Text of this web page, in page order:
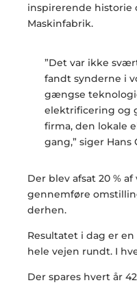
inspirerende historie
Maskinfabrik.
”Det var ikke
fandt synderne i
gængse
elektrificering og
firma, den lokale
gang,” siger Hans
Der blev afsat 20 %
gennemføre
derhen.
Resultatet i dag er en
hele vejen rundt. I
Der spares hvert år